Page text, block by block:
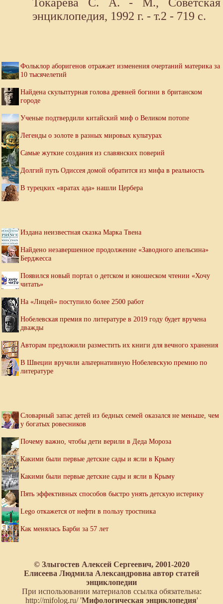
энциклопедия, 1992 г. - т.2 - 719 с.
Фольклор аборигенов отражает изменения очертаний материка за
10 тысячелетий
Найдена скульптурная голова древней богини в британском
городе
Ученые подтвердили китайский миф о Великом потопе
Легенды о золоте в разных мировых культурах
Самые жуткие создания из славянских поверий
Долгий путь Одиссея домой обратится из мифа в реальность
В турецких «вратах ада» нашли Цербера
Издана неизвестная сказка Марка Твена
Найдено незавершенное продолжение «Заводного апельсина»
Берджесса
Появился новый портал о детском и юношеском чтении «Хочу
читать»
На «Лицей» поступило более 2500 работ
Нобелевская премия по литературе в 2019 году будет вручена
дважды
Авторам предложили разместить их книги для вечного хранения
В Швеции вручили альтернативную Нобелевскую премию по
литературе
Словарный запас детей из бедных семей оказался не меньше, чем
у богатых ровесников
Почему важно, чтобы дети верили в Деда Мороза
Какими были первые детские сады и ясли в Крыму
Какими были первые детские сады и ясли в Крыму
Пять эффективных способов быстро унять детскую истерику
Lego откажется от нефти в пользу тростника
Как менялась Барби за 57 лет
© Злыгостев Алексей Сергеевич, 2001-2020
Елисеева Людмила Александровна автор статей
энциклопедии
При использовании материалов ссылка обязательна:
http://mifolog.ru/ 'Мифологическая энциклопедия'